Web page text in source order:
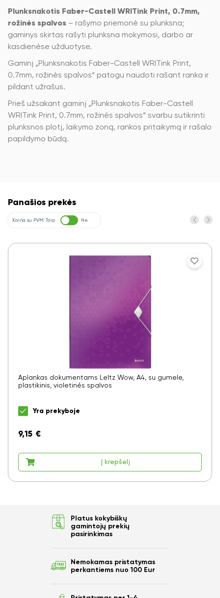
Plunksnakotis Faber-Castell WRITink Print, 0.7mm,
rožinės spalvos – rašymo priemonė su plunksna;
gaminys skirtas rašyti plunksna mokymosi, darbo ar
kasdienėse užduotyse.
Gaminį „Plunksnakotis Faber-Castell WRITink Print,
0.7mm, rožinės spalvos“ patogu naudoti rašant ranka ir
pildant užrašus.
Prieš užsakant gaminį „Plunksnakotis Faber-Castell
WRITink Print, 0.7mm, rožinės spalvos“ svarbu sutikrinti
plunksnos plotį, laikymo zoną, rankos pritaikymą ir rašalo
papildymo būdą.
Panašios prekės
Kaina su PVM Taip Ne
Aplankas dokumentams LeItz Wow, A4, su gumele,
plastikinis, violetinės spalvos
Yra prekyboje
9,15 €
Į krepšelį
Platus kokybiškų
gamintojų prekių
pasirinkimas
Nemokamas pristatymas
perkantiems nuo 100 Eur